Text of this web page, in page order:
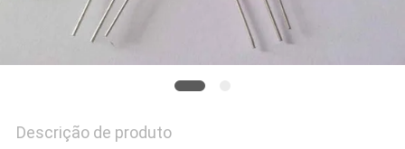
PRIVACY
Descrição de produto